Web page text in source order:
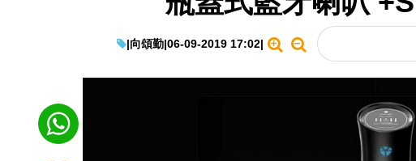
|向頌勤|06-09-2019 17:02|